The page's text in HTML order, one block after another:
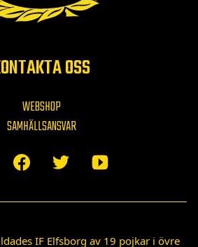
OSS
WEBSHOP
SAMHÄLLSANSVAR
IF Elfsborg av 19 pojkar i övre